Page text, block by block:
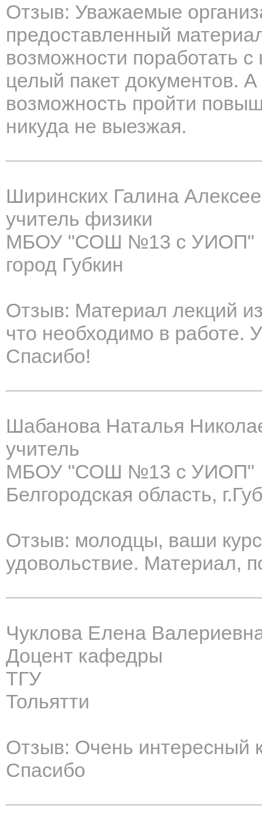
Отзыв: Уважаемые
предоставленный
возможности поработать
целый пакет документов.
возможность пройти
никуда не выезжая.
Ширинских Галина
учитель физики
МБОУ "СОШ №13 с УИОП"
город Губкин
Отзыв: Материал лекций
что необходимо в работе.
Спасибо!
Шабанова Наталья
учитель
МБОУ "СОШ №13 с УИОП"
Белгородская область,
Отзыв: молодцы, ваши
удовольствие. Материал,
Чуклова Елена
Доцент кафедры
ТГУ
Тольятти
Отзыв: Очень интересный
Спасибо